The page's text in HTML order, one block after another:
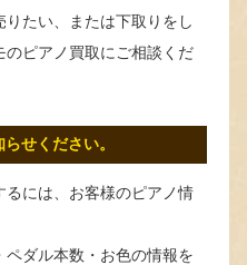
たい、または下取りをし
のピアノ買取にご相談くだ
せください。
るには、お客様のピアノ情
ペダル本数・お色の情報を